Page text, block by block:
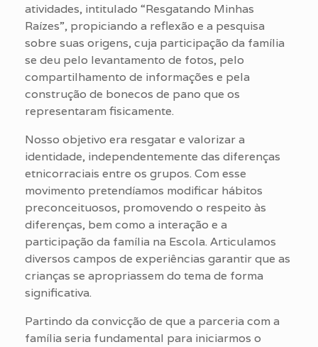
atividades, intitulado “Resgatando Minhas
Raízes”, propiciando a reflexão e a pesquisa
sobre suas origens, cuja participação da família
se deu pelo levantamento de fotos, pelo
compartilhamento de informações e pela
construção de bonecos de pano que os
representaram fisicamente.
Nosso objetivo era resgatar e valorizar a
identidade, independentemente das diferenças
etnicorraciais entre os grupos. Com esse
movimento pretendíamos modificar hábitos
preconceituosos, promovendo o respeito às
diferenças, bem como a interação e a
participação da família na Escola. Articulamos
diversos campos de experiências garantir que as
crianças se apropriassem do tema de forma
significativa.
Partindo da convicção de que a parceria com a
família seria fundamental para iniciarmos o